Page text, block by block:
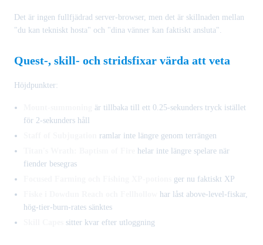
Det är ingen fullfjädrad server-browser, men det är skillnaden mellan
"du kan tekniskt hosta" och "dina vänner kan faktiskt ansluta".
Quest-, skill- och stridsfixar värda att veta
Höjdpunkter:
är tillbaka till ett 0.25-sekunders tryck istället
för 2-sekunders håll
ramlar inte längre genom terrängen
helar inte längre spelare när
fiender besegras
ger nu faktiskt XP
har låst above-level-fiskar,
hög-tier-burn-rates sänktes
sitter kvar efter utloggning